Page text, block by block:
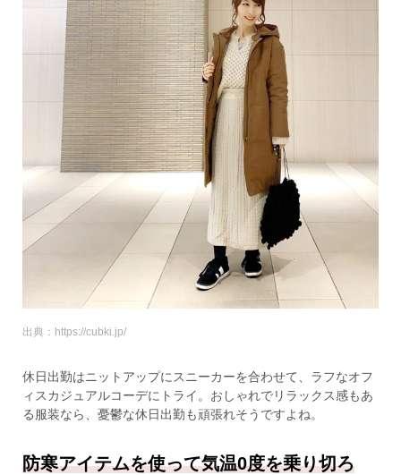
出典：https://cubki.jp/
休日出勤はニットアップにスニーカーを合わせて、ラフなオフ
ィスカジュアルコーデにトライ。おしゃれでリラックス感もあ
る服装なら、憂鬱な休日出勤も頑張れそうですよね。
防寒アイテムを使って気温0度を乗り切ろ